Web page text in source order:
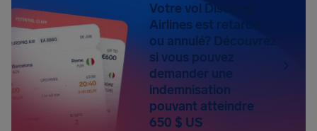
Votre vol Discover
Airlines est retardé
ou annulé? Découvrez
si vous pouvez
demander une
indemnisation
pouvant atteindre
650 $ US